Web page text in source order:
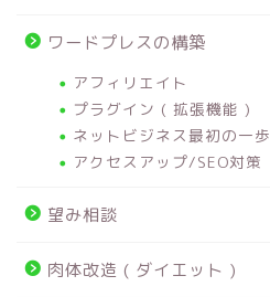
ワードプレスの構築
アフィリエイト
プラグイン ( 拡張機能 )
ネットビジネス最初の一歩
アクセスアップ/SEO対策
望み相談
肉体改造 ( ダイエット )